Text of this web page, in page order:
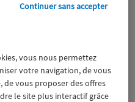
stratégique, Apivia
affirment l’ambition
de la fonction
synergies et un
et entrepreneuriale.
vous nous permettez
votre navigation, de vous
vous proposer des offres
le site plus interactif grâce
Continuer sans accepter